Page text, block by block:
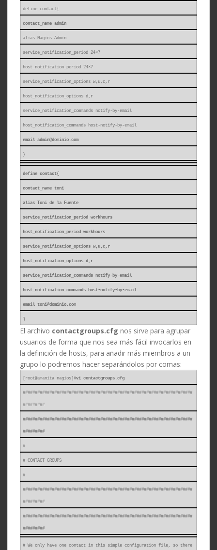
define contact{
contact_name admin
alias Nagios Admin
service_notification_period 24×7
host_notification_period 24×7
service_notification_options w,u,c,r
host_notification_options d,r
service_notification_commands notify-by-email
host_notification_commands host-notify-by-email
emailadmin@dominio.com
}
define contact{
contact_name toni
alias Toni de la Fuente
service_notification_period workhours
host_notification_period workhours
service_notification_options w,u,c,r
host_notification_options d,r
service_notification_commands notify-by-email
host_notification_commands host-notify-by-email
emailtoni@dominio.com
}
El archivo contactgroups.cfg nos sirve para agrupar
usuarios de forma que nos sea más fácil invocarlos en
la definición de hosts, para añadir más miembros a un
grupo lo podremos hacer separándolos por comas:
[root@amanita nagios]#vi contactgroups.cfg
######################################################################
#########
######################################################################
#########
#
# CONTACT GROUPS
#
######################################################################
#########
######################################################################
#########
# We only have one contact in this simple configuration file, so there